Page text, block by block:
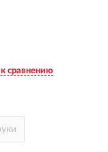
сравнению